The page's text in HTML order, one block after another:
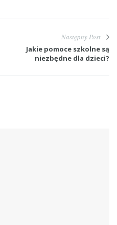
Następny Post
Jakie pomoce szkolne są
niezbędne dla dzieci?